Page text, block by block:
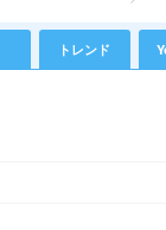
トレンド